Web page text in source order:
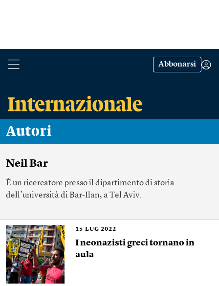
Abbonarsi
Autori
Neil Bar
È un ricercatore presso il dipartimento di storia
dell’università di Bar-Ilan, a Tel Aviv.
15 LUG 2022
I neonazisti greci tornano in
aula